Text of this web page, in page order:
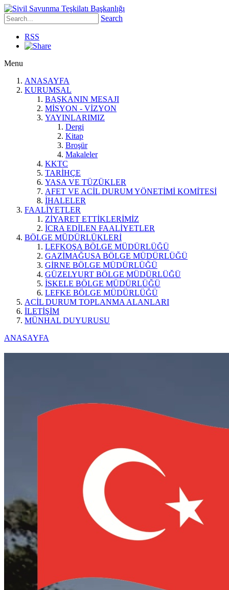
Search
RSS
Menu
ANASAYFA
KURUMSAL
BAŞKANIN MESAJI
MİSYON - VİZYON
YAYINLARIMIZ
Dergi
Kitap
Broşür
Makaleler
KKTC
TARİHÇE
YASA VE TÜZÜKLER
AFET VE ACİL DURUM YÖNETİMİ KOMİTESİ
İHALELER
FAALİYETLER
ZİYARET ETTİKLERİMİZ
İCRA EDİLEN FAALİYETLER
BÖLGE MÜDÜRLÜKLERİ
LEFKOŞA BÖLGE MÜDÜRLÜĞÜ
GAZİMAĞUSA BÖLGE MÜDÜRLÜĞÜ
GİRNE BÖLGE MÜDÜRLÜĞÜ
GÜZELYURT BÖLGE MÜDÜRLÜĞÜ
İSKELE BÖLGE MÜDÜRLÜĞÜ
LEFKE BÖLGE MÜDÜRLÜĞÜ
ACİL DURUM TOPLANMA ALANLARI
İLETİŞİM
MÜNHAL DUYURUSU
ANASAYFA